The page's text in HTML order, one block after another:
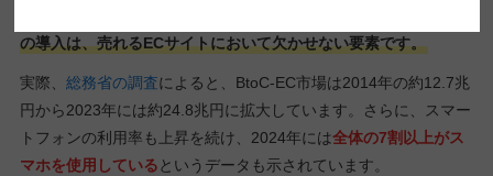
の導入は、売れるECサイトにおいて欠かせない要素です。
実際、 総務省の調査によると、BtoC-EC市場は2014年の約12.7兆
円から2023年には約24.8兆円に拡大しています。さらに、スマー
トフォンの利用率も上昇を続け、2024年には全体の7割以上がス
マホを使用しているというデータも示されています。